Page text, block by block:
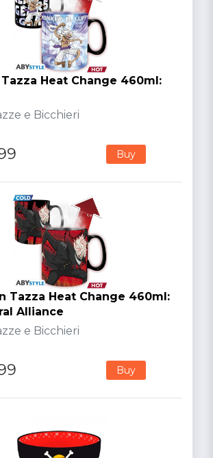
Heat Change 460ml:
e Bicchieri
Buy
Tazza Heat Change 460ml:
Alliance
e Bicchieri
Buy